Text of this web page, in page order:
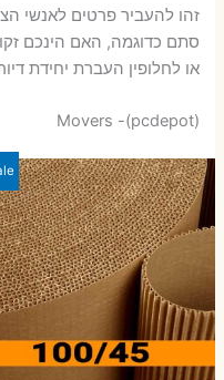
זהו להעביר פרטים לאנשי
סתם כדוגמה, האם הינכם
או לחלופין העברת יחידת
Movers -(pcdepot)